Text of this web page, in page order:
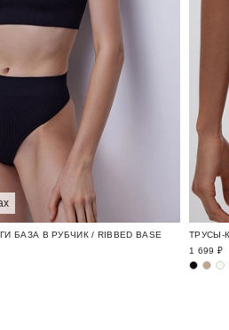
БАЗА В РУБЧИК / RIBBED BASE
ТРУСЫ-
1 699 ₽